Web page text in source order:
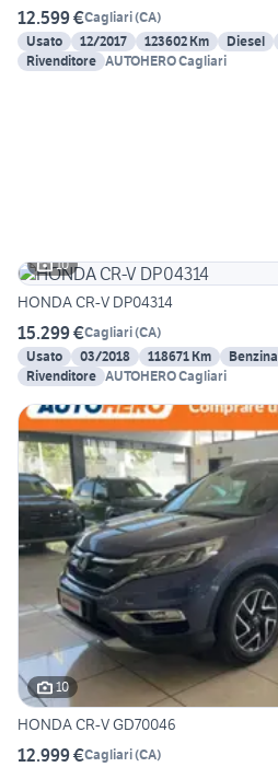
12.599 €Cagliari(CA)
Usato
12/2017 123602 Km Diesel
Rivenditore AUTOHERO Cagliari
10
HONDA CR-V DP04314
15.299 €Cagliari(CA)
Usato
03/2018 118671 Km Benzina
Rivenditore AUTOHERO Cagliari
10
HONDA CR-V GD70046
12.999 €Cagliari(CA)